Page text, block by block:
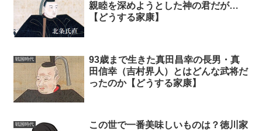
親睦を深めようとした神の君だが…
【どうする家康】
戦国時代
93歳まで生きた真田昌幸の長男・真
田信幸（吉村界人）とはどんな武将だ
ったのか【どうする家康】
戦国時代
この世で一番美味しいものは？徳川家